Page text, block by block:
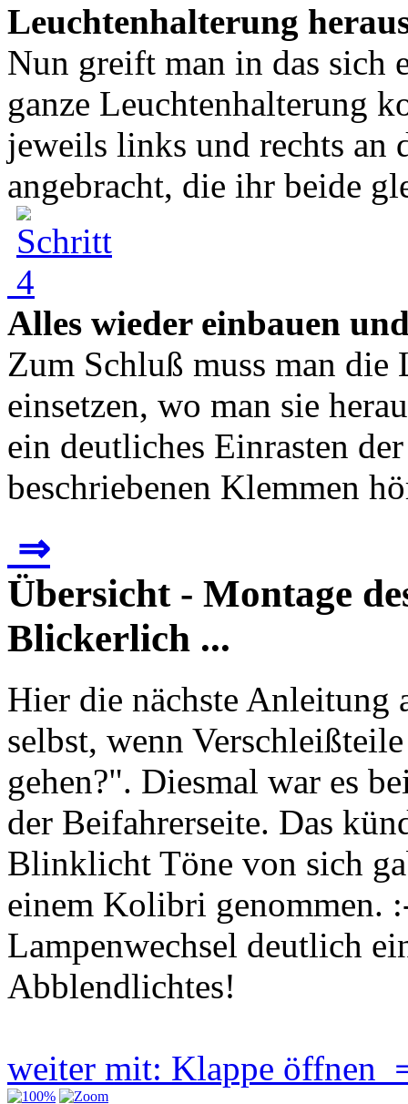
Leuchtenhalterung
Nun greift man in das sich
ganze Leuchtenhalterung
jeweils links und rechts an
angebracht, die ihr beide
Alles wieder einbauen
Zum Schluß muss man
einsetzen, wo man sie
ein deutliches Einrasten
beschriebenen Klemmen
⇒
Übersicht - Montage
Blickerlich ...
Hier die nächste Anleitung
selbst, wenn
gehen?". Diesmal war es
der Beifahrerseite. Das
Blinklicht Töne von sich
einem Kolibri genommen.
Lampenwechsel deutlich
Abblendlichtes!
weiter mit: Klappe öffnen